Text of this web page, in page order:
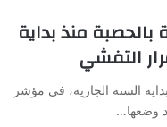
منذ بداية
منذ بداية السنة الجارية، في مؤشر
وضعها…